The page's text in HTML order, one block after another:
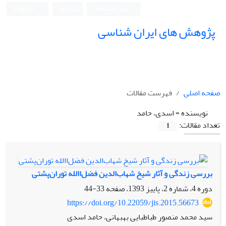
پژوهش های ایران شناسی
صفحه اصلی
فهرست مقالات
نویسنده =اسدی، حامد
تعداد مقالات:
1
بررسی زندگی و آثار شیخ شهاب‌الدین فضل‌االله توران‌پشتی
دوره 4، شماره 2، پاییز 1393، صفحه
33-44
https://doi.org/10.22059/jis.2015.56673
سید محمد منصور طباطبایی بهبهانی، حامد اسدی